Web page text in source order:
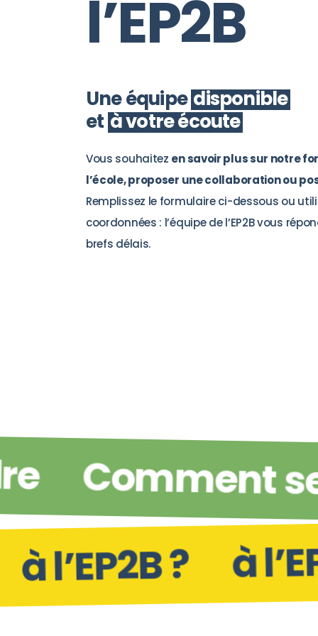
l’EP2B
Une équipe disponible
et à votre écoute
Vous souhaitez en savoir plus sur notre
l’école, proposer une collaboration ou
Remplissez le formulaire ci-dessous ou
coordonnées : l’équipe de l’EP2B vous
brefs délais.
Comment
à l’EP2B ? à